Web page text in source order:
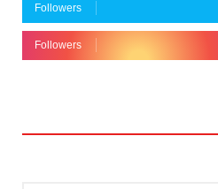
Followers
Followers